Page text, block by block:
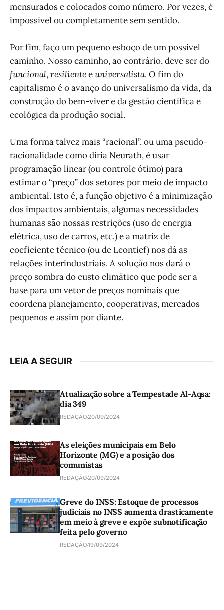
mensurados e colocados como número. Por vezes, é
impossível ou completamente sem sentido.
Por fim, faço um pequeno esboço de um possível
caminho. Nosso caminho, ao contrário, deve ser do
funcional,resilienteeuniversalista. O fim do
capitalismo é o avanço do universalismo da vida, da
construção do bem-viver e da gestão científica e
ecológica da produção social.
Uma forma talvez mais “racional”, ou uma pseudo-
racionalidade como diria Neurath, é usar
programação linear (ou controle ótimo) para
estimar o “preço” dos setores por meio de impacto
ambiental. Isto é, a função objetivo é a minimização
dos impactos ambientais, algumas necessidades
humanas são nossas restrições (uso de energia
elétrica, uso de carros, etc.) e a matriz de
coeficiente técnico (ou de Leontief) nos dá as
relações interindustriais. A solução nos dará o
preço sombra do custo climático que pode ser a
base para um vetor de preços nominais que
coordena planejamento, cooperativas, mercados
pequenos e assim por diante.
LEIA A SEGUIR
Atualização sobre a Tempestade Al-Aqsa:
dia 349
REDAÇÃO 20/09/2024
As eleições municipais em Belo
Horizonte (MG) e a posição dos
comunistas
REDAÇÃO 20/09/2024
Greve do INSS: Estoque de processos
judiciais no INSS aumenta drasticamente
em meio à greve e expõe subnotificação
feita pelo governo
REDAÇÃO19/09/2024